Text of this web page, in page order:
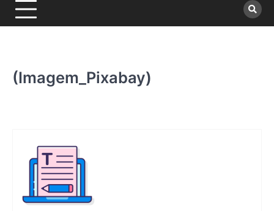
(Imagem_Pixabay)